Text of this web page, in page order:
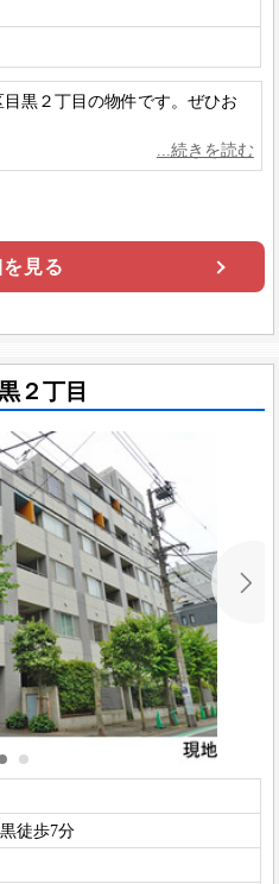
黒２丁目の物件です。ぜひお
見る
２丁目
徒歩7分